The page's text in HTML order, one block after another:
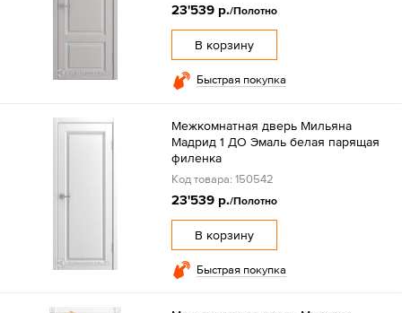
23'539 р./Полотно
В корзину
Быстрая покупка
Межкомнатная дверь Мильяна
Мадрид 1 ДО Эмаль белая парящая
филенка
Код товара: 150542
23'539 р./Полотно
В корзину
Быстрая покупка